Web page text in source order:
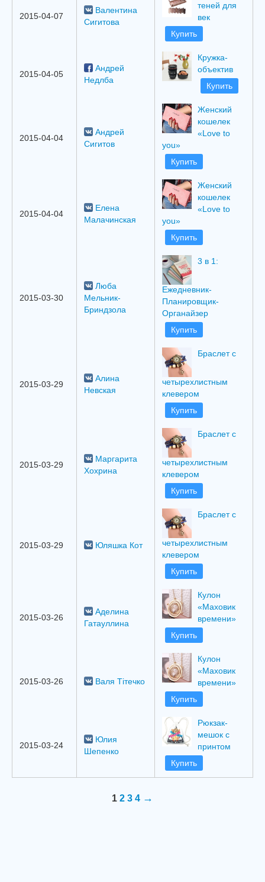
2015-04-07
Валентина
Сигитова
теней для
век
Купить
2015-04-05
Андрей
Недлба
Кружка-
объектив
Купить
2015-04-04
Андрей
Сигитов
Женский
кошелек
«Love to
you»
Купить
2015-04-04
Елена
Малачинская
Женский
кошелек
«Love to
you»
Купить
2015-03-30
Люба
Мельник-
Бриндзола
3 в 1:
Ежедневник-
Планировщик-
Органайзер
Купить
2015-03-29
Алина
Невская
Браслет с
четырехлистным
клевером
Купить
2015-03-29
Маргарита
Хохрина
Браслет с
четырехлистным
клевером
Купить
2015-03-29 Юляшка Кот
Браслет с
четырехлистным
клевером
Купить
2015-03-26
Аделина
Гатауллина
Кулон
«Маховик
времени»
Купить
2015-03-26 Валя Тітечко
Кулон
«Маховик
времени»
Купить
2015-03-24
Юлия
Шепенко
Рюкзак-
мешок с
принтом
Купить
1 2 3 4 →